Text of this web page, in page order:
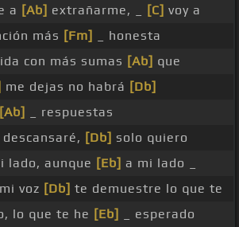
a [Ab] extrañarme, _ [C] voy a
más [Fm]
_ honesta
con más sumas [Ab] que
me dejas no habrá [Db]
[Ab]
_ respuestas
descansaré, [Db] solo quiero
lado, aunque [Eb] a mi lado _
voz [Db] te demuestre lo que te
lo que te he [Eb]
_ esperado